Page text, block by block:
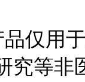
仅用
究等非